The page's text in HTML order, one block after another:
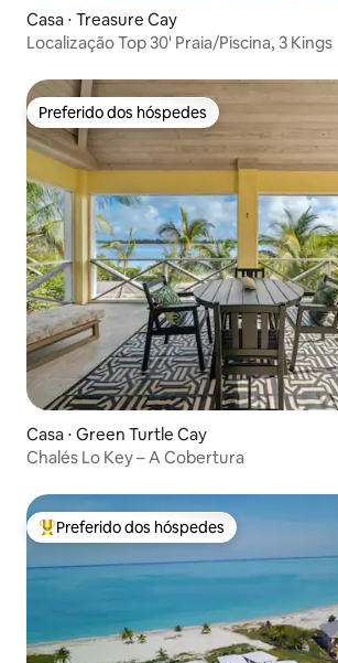
Casa ⋅ Treasure Cay
Localização Top 30' Praia/Piscina, 3 Kings
Preferido dos hóspedes
Preferido dos hóspedes
Casa ⋅ Green Turtle Cay
Chalés Lo Key – A Cobertura
Entre os melhores preferidos dos hóspedes
Preferido dos hóspedes